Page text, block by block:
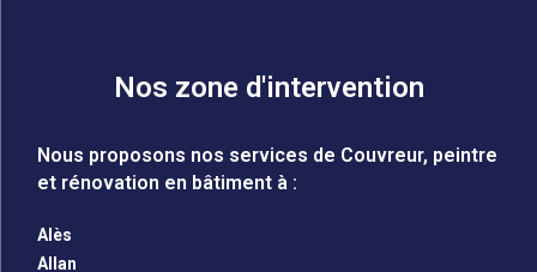
Nos zone d'intervention
Nous proposons nos services de Couvreur, peintre
et rénovation en bâtiment à :
Alès
Allan